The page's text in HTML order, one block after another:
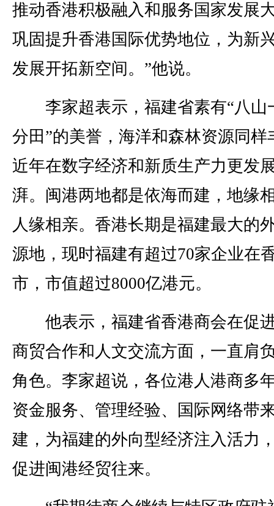
推动香港积极融入和服务国家发展
巩固提升香港国际优势地位，为新
发展开拓新空间。”他说。
李家超表示，福建省素有“八山
分田”的美誉，海洋和森林资源同样
近年在数字经济和新质生产力更发
湃。闽港两地都是依海而建，地缘
人缘相亲。香港长期是福建最大的
源地，现时福建有超过70家企业在
市，市值超过8000亿港元。
他表示，福建省香港商会在促
商贸合作和人文交流方面，一直肩
角色。李家超说，各位港人港商多
资金服务、管理经验、国际网络带
建，为福建的外向型经济注入活力
促进闽港经贸往来。